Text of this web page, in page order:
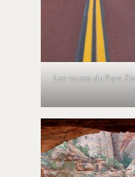
Les routes du Parc